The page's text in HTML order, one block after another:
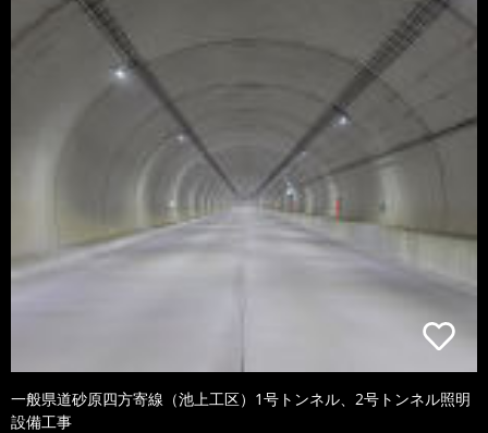
一般県道砂原四方寄線（池上工区）1号トンネル、2号トンネル照明
設備工事